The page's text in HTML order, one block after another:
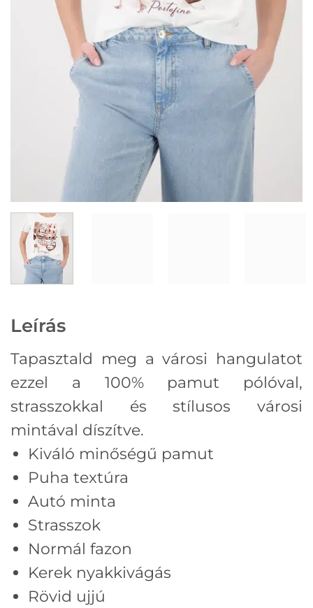
Leírás
Tapasztald meg a városi hangulatot
ezzel a 100% pamut pólóval,
strasszokkal és stílusos városi
mintával díszítve.
Kiváló minőségű pamut
Puha textúra
Autó minta
Strasszok
Normál fazon
Kerek nyakkivágás
Rövid ujjú